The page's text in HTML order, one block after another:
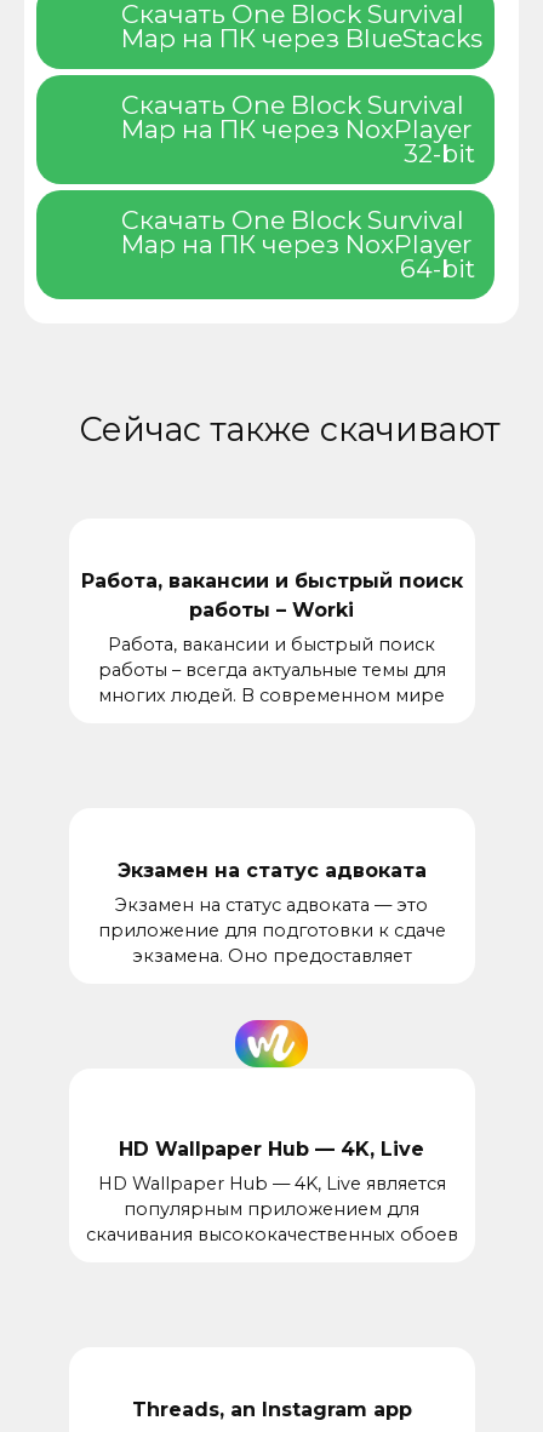
Скачать One Block Survival
Map на ПК через BlueStacks
Скачать One Block Survival
Map на ПК через NoxPlayer
32-bit
Скачать One Block Survival
Map на ПК через NoxPlayer
64-bit
Сейчас также скачивают
Работа, вакансии и быстрый поиск
работы – Worki
Работа, вакансии и быстрый поиск
работы – всегда актуальные темы для
многих людей. В современном мире
Экзамен на статус адвоката
Экзамен на статус адвоката — это
приложение для подготовки к сдаче
экзамена. Оно предоставляет
HD Wallpaper Hub — 4K, Live
HD Wallpaper Hub — 4K, Live является
популярным приложением для
скачивания высококачественных обоев
Threads, an Instagram app